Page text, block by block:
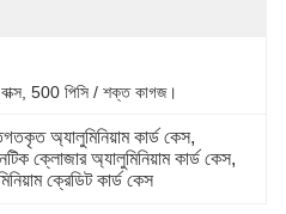
500 পিসি / শক্ত কাগজ।
অ্যালুমিনিয়াম কার্ড কেস,
ক্লোজার অ্যালুমিনিয়াম কার্ড কেস,
ক্রেডিট কার্ড কেস